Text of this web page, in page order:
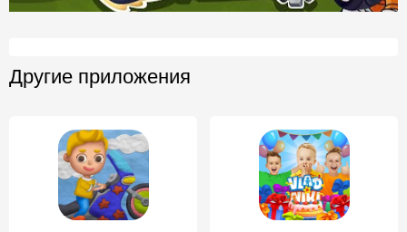
Другие приложения